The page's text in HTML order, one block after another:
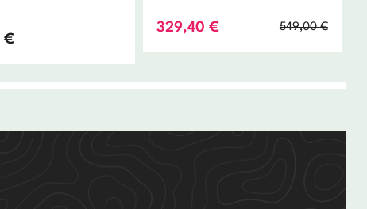
€
549,00€
329,40 €